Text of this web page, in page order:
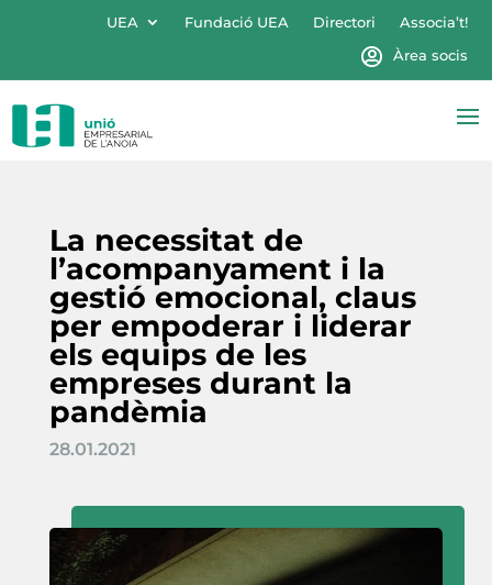
UEA Fundació UEA Directori
Associa’t!
Àrea socis
La necessitat de
l’acompanyament i la
gestió emocional, claus
per empoderar i liderar
els equips de les
empreses durant la
pandèmia
28.01.2021